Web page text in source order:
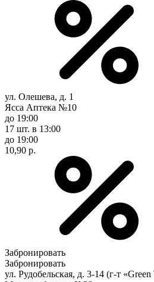
ул. Олешева, д. 1
Ясса Аптека №10
до 19:00
17 шт. в 13:00
до 19:00
10,90 р.
Забронировать
Забронировать
ул. Рудобельская, д. 3-14 (г-т